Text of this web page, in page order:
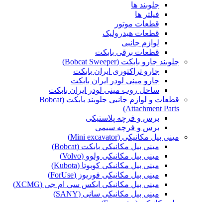
جلوبند ها
فیلتر ها
قطعات موتور
قطعات هیدرولیک
لوازم جانبی
قطعات برقی بابکت
جلوبند جارو بابکت (Bobcat Sweeper)
جارو تراکتوری ایران بابکت
جارو مینی لودر ایران بابکت
ساحل روب مینی لودر ایران بابکت
قطعات و لوازم جانبی جلوبند بابکت (Bobcat
Attachment Parts)
برس و فرچه پلاستیکی
برس و فرچه سیمی
مینی بیل مکانیکی (Mini excavator)
مینی بیل مکانیکی بابکت (Bobcat)
مینی بیل مکانیکی ولوو (Volvo)
مینی بیل مکانیکی کوبوتا (Kubota)
مینی بیل مکانیکی فوریوز (ForUse)
مینی بیل مکانیکی ایکس سی ام جی (XCMG)
مینی بیل مکانیکی سانی (SANY)